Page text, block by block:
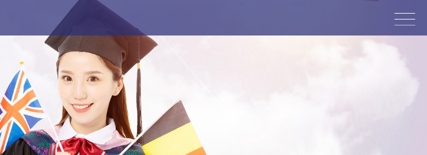
国际竞赛·游学 联系我们 English